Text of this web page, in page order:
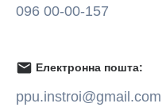
096 00-00-157
mail Електронна пошта:
ppu.instroi@gmail.com